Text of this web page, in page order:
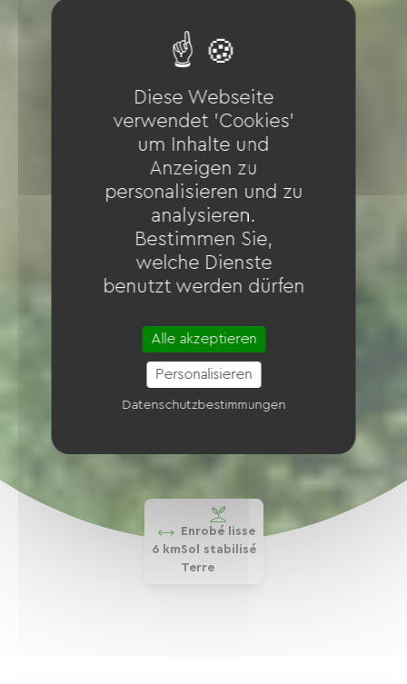
6 km
Enrobé lisse
Sol stabilisé
Terre
Diese Webseite
verwendet 'Cookies'
um Inhalte und
Anzeigen zu
personalisieren und zu
analysieren.
Bestimmen Sie,
welche Dienste
benutzt werden dürfen
Alle akzeptieren
Personalisieren
Datenschutzbestimmungen